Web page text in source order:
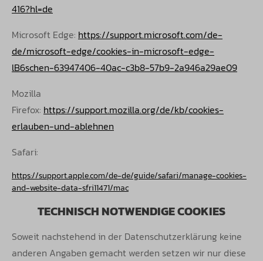
416?hl=de
Microsoft Edge: https://support.microsoft.com/de-
de/microsoft-edge/cookies-in-microsoft-edge-
lB6schen-63947406-40ac-c3b8-57b9-2a946a29ae09
Mozilla
Firefox: https://support.mozilla.org/de/kb/cookies-
erlauben-und-ablehnen
Safari:
https://support.apple.com/de-de/guide/safari/manage-cookies-
and-website-data-sfri11471/mac
TECHNISCH NOTWENDIGE COOKIES
Soweit nachstehend in der Datenschutzerklärung keine
anderen Angaben gemacht werden setzen wir nur diese